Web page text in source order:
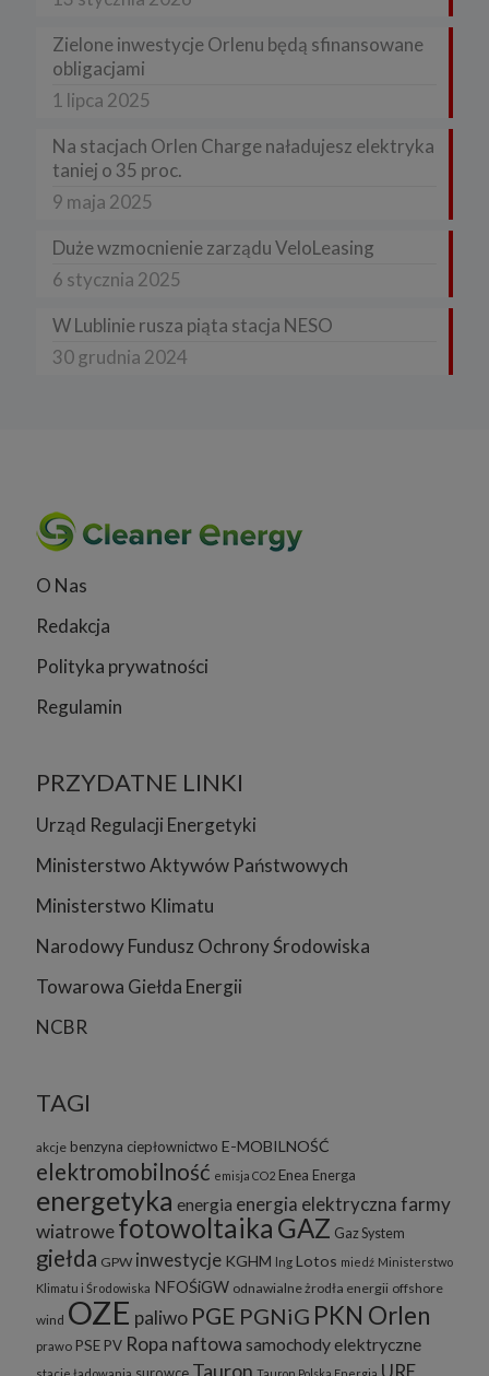
Zielone inwestycje Orlenu będą sfinansowane
obligacjami
1 lipca 2025
Na stacjach Orlen Charge naładujesz elektryka
taniej o 35 proc.
9 maja 2025
Duże wzmocnienie zarządu VeloLeasing
6 stycznia 2025
W Lublinie rusza piąta stacja NESO
30 grudnia 2024
O Nas
Redakcja
Polityka prywatności
Regulamin
PRZYDATNE LINKI
Urząd Regulacji Energetyki
Ministerstwo Aktywów Państwowych
Ministerstwo Klimatu
Narodowy Fundusz Ochrony Środowiska
Towarowa Giełda Energii
NCBR
TAGI
akcje benzyna ciepłownictwo E-MOBILNOŚĆ
elektromobilność emisja CO2 Enea Energa
energetyka energia energia elektrycznafarmy
wiatrowefotowoltaika GAZ Gaz System
giełda GPW inwestycje KGHM lng Lotos miedź Ministerstwo
Klimatu i Środowiska NFOŚiGW odnawialne żrodła energii offshore
wind OZE paliwo PGE PGNiG PKN Orlen
prawo PSE PV Ropa naftowa samochody elektryczne
Tauron URE